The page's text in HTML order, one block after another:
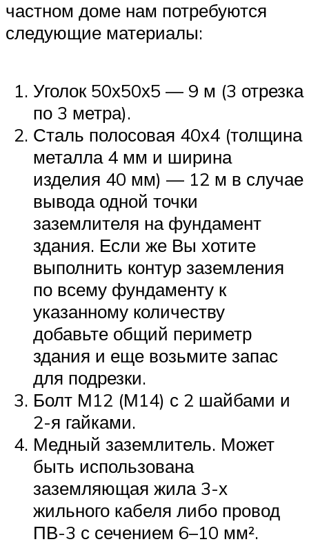
частном доме нам потребуются
следующие материалы:
Уголок 50х50х5 — 9 м (3 отрезка
по 3 метра).
Сталь полосовая 40х4 (толщина
металла 4 мм и ширина
изделия 40 мм) — 12 м в случае
вывода одной точки
заземлителя на фундамент
здания. Если же Вы хотите
выполнить контур заземления
по всему фундаменту к
указанному количеству
добавьте общий периметр
здания и еще возьмите запас
для подрезки.
Болт М12 (М14) с 2 шайбами и
2-я гайками.
Медный заземлитель. Может
быть использована
заземляющая жила 3-х
жильного кабеля либо провод
ПВ-3 с сечением 6–10 мм².